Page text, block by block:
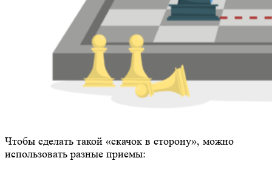
Чтобы сделать такой «скачок в сторону», можно
использовать разные приемы: